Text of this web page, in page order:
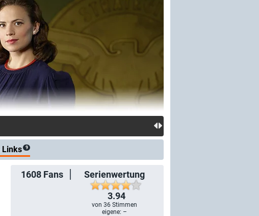
Links 9
1608 Fans
Serienwertung
3.94
von 36 Stimmen
eigene: –